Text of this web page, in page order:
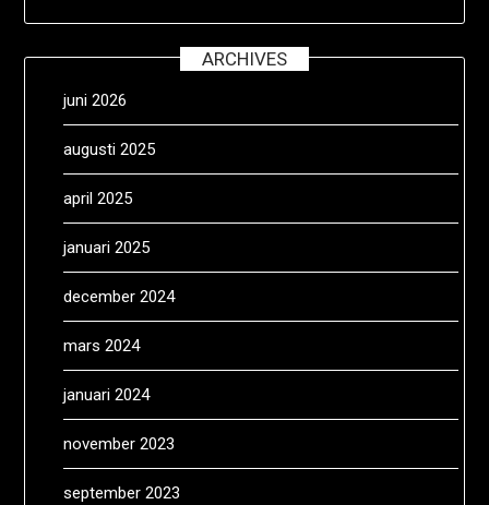
ARCHIVES
juni 2026
augusti 2025
april 2025
januari 2025
december 2024
mars 2024
januari 2024
november 2023
september 2023